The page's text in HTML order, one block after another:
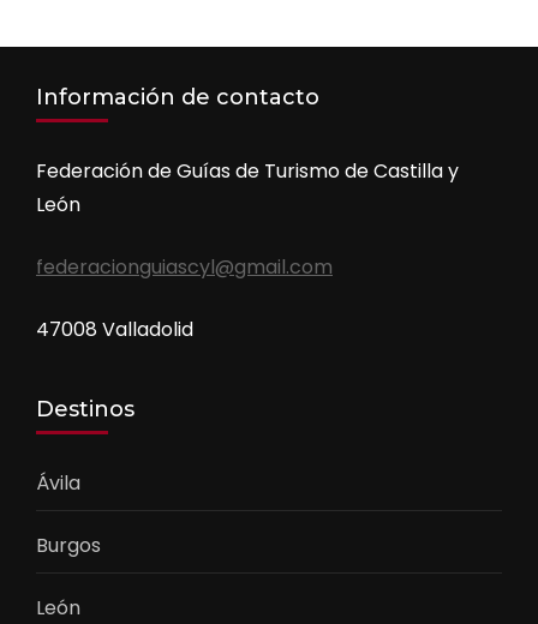
Información de contacto
Federación de Guías de Turismo de Castilla y
León
federacionguiascyl@gmail.com
47008 Valladolid
Destinos
Ávila
Burgos
León